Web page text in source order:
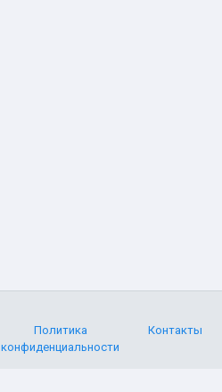
Политика
конфиденциальности
Контакты